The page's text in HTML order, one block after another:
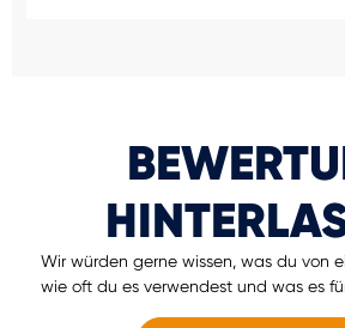
Wir würden gerne wissen, was du von
wie oft du es verwendest und was es